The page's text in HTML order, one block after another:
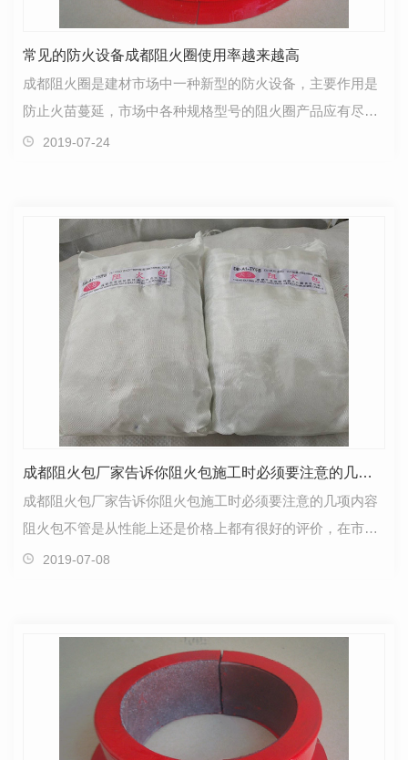
常见的防火设备成都阻火圈使用率越来越高
成都阻火圈是建材市场中一种新型的防火设备，主要作用是
防止火苗蔓延，市场中各种规格型号的阻火圈产品应有尽
有，施工安装都非常的方便，使用率越来越高，是搞成建…
2019-07-24
成都阻火包厂家告诉你阻火包施工时必须要注意的几项内容
成都阻火包厂家告诉你阻火包施工时必须要注意的几项内容
阻火包不管是从性能上还是价格上都有很好的评价，在市场
上也深受消费者的好评，它使用方便、施工简单，在使…
2019-07-08